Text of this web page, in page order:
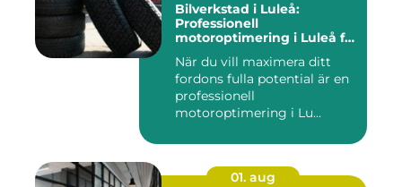
Bilverkstad i Luleå:
Professionell
motoroptimering i Luleå för
När du vill maximera ditt
fordons fulla potential är en
professionell
motoroptimering i Lu...
01. aug